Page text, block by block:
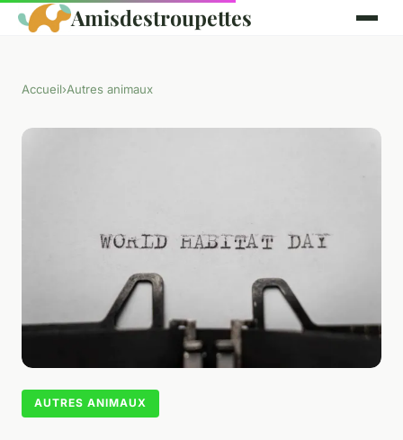
Amisdestroupettes
Accueil›Autres animaux
AUTRES ANIMAUX